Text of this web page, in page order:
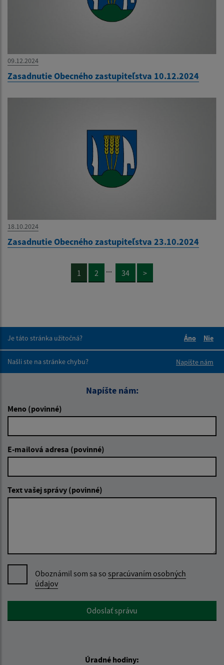
09.12.2024
Zasadnutie Obecného zastupiteľstva 10.12.2024
18.10.2024
Zasadnutie Obecného zastupiteľstva 23.10.2024
1 2 ... 34 >
Je táto stránka užitočná?
Áno
Nie
Našli ste na stránke chybu?
Napíšte nám
Napíšte nám:
Meno (povinné)
E-mailová adresa (povinné)
Text vašej správy (povinné)
Oboznámil som sa so spracúvaním osobných
údajov
Google reCaptcha ResponseOdoslať správu
Úradné hodiny: